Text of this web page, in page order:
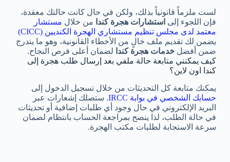
لست ملزماً قانونياً بذلك، ولكن في حال كانت حالتك معقدة،
فإن اللجوء إلى استشارات هجرة كندا من خلال مستشار
معتمد لدى مجلس تنظيم مستشاري الهجرة الكنديين (CICC)
يضمن لك تقديم ملف خالٍ من الأخطاء القانونية، وهو ما يندرج
ضمن أفضل خدمات هجرة كندا لضمان أعلى فرص النجاح.
كيف يمكنني متابعة حالة ملفي بعد إرسال طلب هجرة إلى
كندا اون لاين؟
يمكنك متابعة كل التحديثات من خلال تسجيل الدخول إلى
حسابك الشخصي في بوابة IRCC.
ستصلك إشعارات عبر
البريد الإلكتروني في حال وجود أي طلبات إضافية أو تحديثات
في حالة الطلب، لذا ينصح بمراجعة الحساب بانتظام لضمان
سرعة الاستجابة لطلبات مكتب الهجرة.